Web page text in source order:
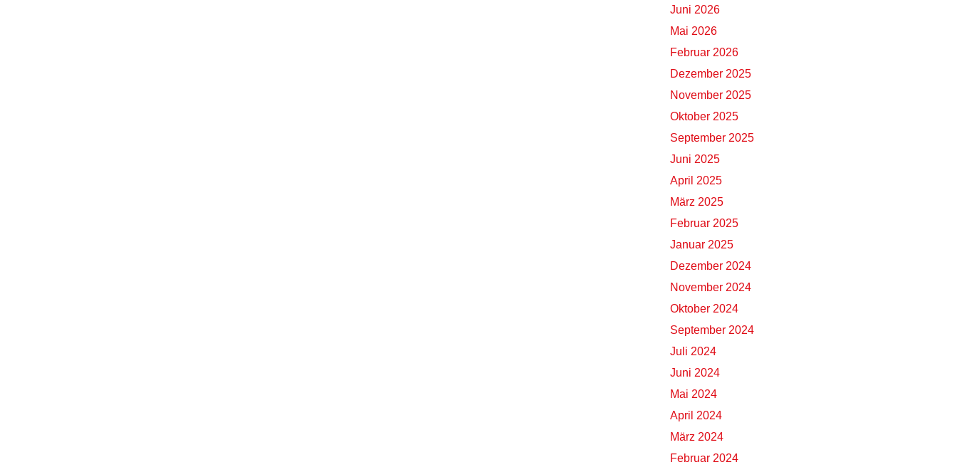
Juni 2026
Mai 2026
Februar 2026
Dezember 2025
November 2025
Oktober 2025
September 2025
Juni 2025
April 2025
März 2025
Februar 2025
Januar 2025
Dezember 2024
November 2024
Oktober 2024
September 2024
Juli 2024
Juni 2024
Mai 2024
April 2024
März 2024
Februar 2024